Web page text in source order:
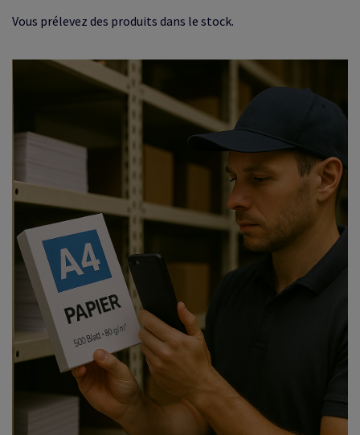
Vous prélevez des produits dans le stock.